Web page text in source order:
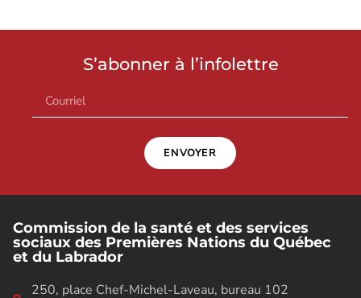
S’abonner à l’infolettre
ENVOYER
Commission de la santé et des services
sociaux des Premières Nations du Québec
et du Labrador
250, place Chef-Michel-Laveau, bureau 102